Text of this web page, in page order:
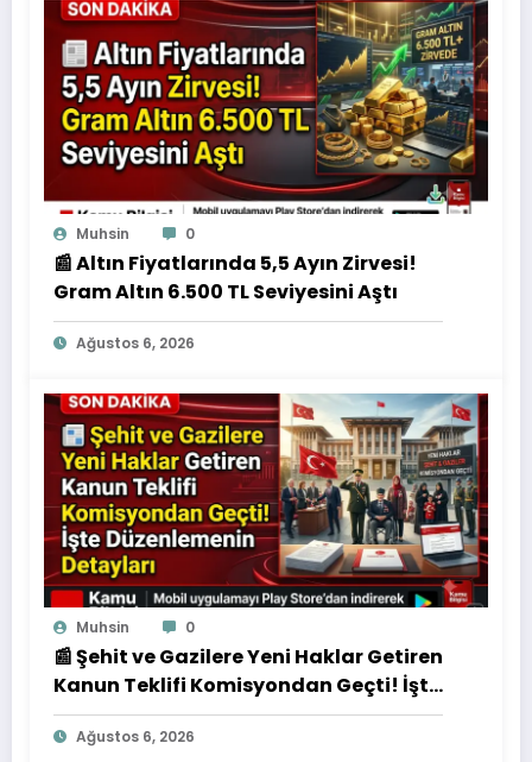
Muhsin 0
📰 Altın Fiyatlarında 5,5 Ayın Zirvesi!
Gram Altın 6.500 TL Seviyesini Aştı
Ağustos 6, 2026
Muhsin 0
📰 Şehit ve Gazilere Yeni Haklar Getiren
Kanun Teklifi Komisyondan Geçti! İşte
Düzenlemenin Detayları
Ağustos 6, 2026